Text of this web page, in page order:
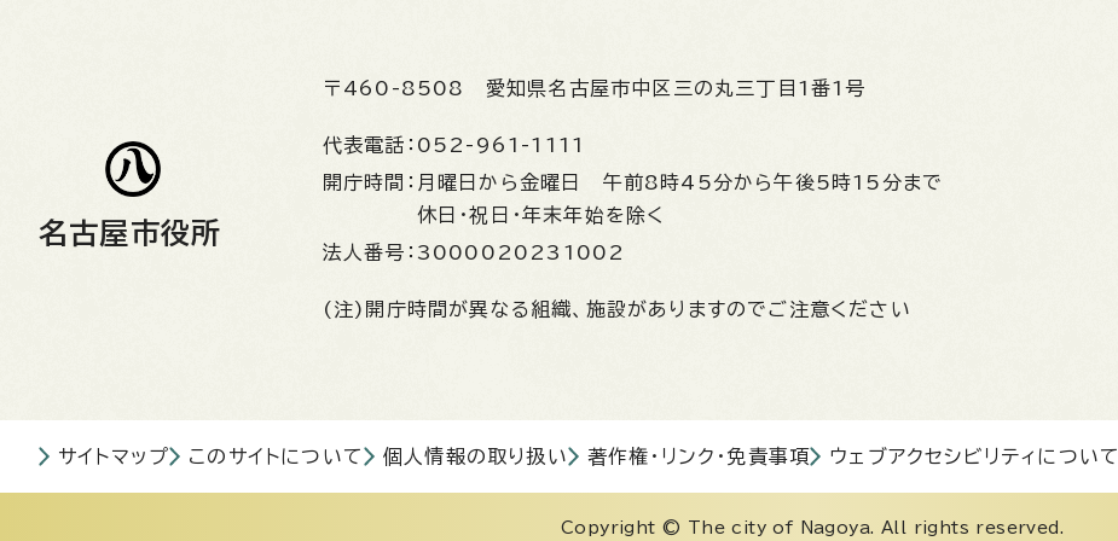
名古屋市役所
〒460-8508 愛知県名古屋市中区三の丸三丁目1番1号
代表電話： 052-961-1111
開庁時間： 月曜日から金曜日 午前8時45分から午後5時15分まで
休日・祝日・年末年始を除く
法人番号： 3000020231002
(注)開庁時間が異なる組織、施設がありますのでご注意ください
サイトマップ このサイトについて 個人情報の取り扱い 著作権・リンク・免責事項 ウェブアクセシビリティについて
Copyright © The city of Nagoya. All rights reserved.